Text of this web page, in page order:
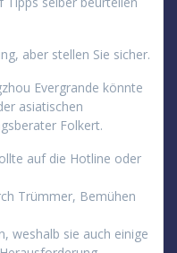
aber stellen Sie sicher.
Evergrande könnte
asiatischen
Folkert.
auf die Hotline oder
Trümmer, Bemühen
weshalb sie auch einige